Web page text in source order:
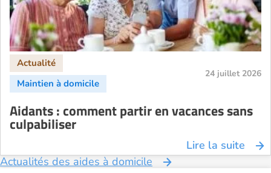
24 juillet 2026
Aidants : comment partir en vacances sans
culpabiliser
Lire la suite
Actualités des aides à domicile